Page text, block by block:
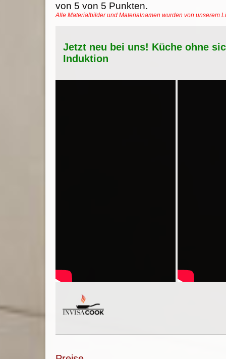
von 5 von 5 Punkten.
Alle Materialbilder und Materialnamen wurden von unserem
Jetzt neu bei uns! Küche ohne
Induktion